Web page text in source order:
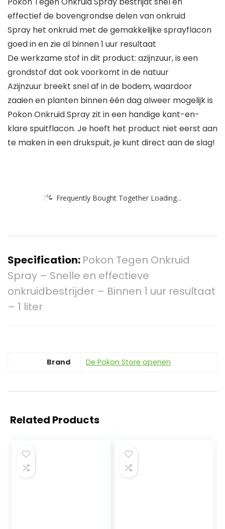
effectief de bovengrondse delen van onkruid
Spray het onkruid met de gemakkelijke sprayflacon
goed in en zie al binnen 1 uur resultaat
De werkzame stof in dit product: azijnzuur, is een
grondstof dat ook voorkomt in de natuur
Azijnzuur breekt snel af in de bodem, waardoor
zaaien en planten binnen één dag alweer mogelijk is
Pokon Onkruid Spray zit in een handige kant-en-
klare spuitflacon. Je hoeft het product niet eerst aan
te maken in een drukspuit, je kunt direct aan de slag!
Frequently Bought Together Loading...
Specification: Pokon Tegen Onkruid
Spray – Snelle en effectieve
onkruidbestrijder – Binnen 1 uur resultaat
– 1 liter
Brand De Pokon Store openen
Related Products